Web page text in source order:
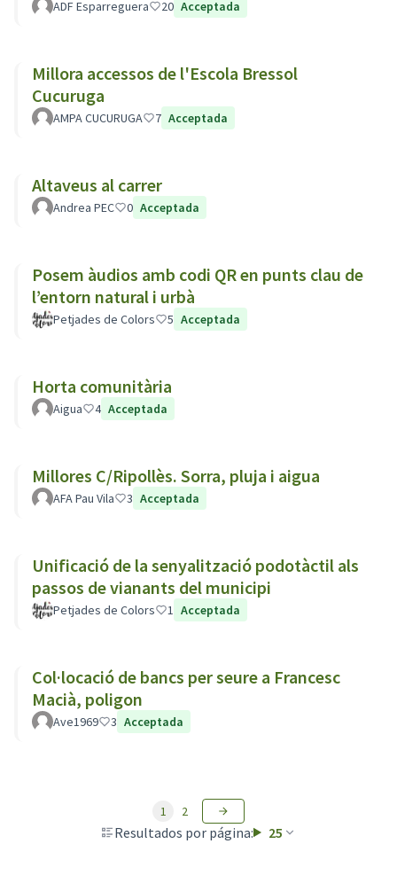
tancat.
ADF Esparreguera 20 Acceptada
Millora accessos de l'Escola Bressol
Cucuruga
AMPA CUCURUGA 7 Acceptada
Altaveus al carrer
Andrea PEC 0 Acceptada
Posem àudios amb codi QR en punts clau de
l’entorn natural i urbà
Petjades de Colors 5 Acceptada
Horta comunitària
Aigua 4 Acceptada
Millores C/Ripollès. Sorra, pluja i aigua
AFA Pau Vila 3 Acceptada
Unificació de la senyalització podotàctil als
passos de vianants del municipi
Petjades de Colors 1 Acceptada
Col·locació de bancs per seure a Francesc
Macià, poligon
Ave1969 3 Acceptada
Resultados por página: 25
1 2